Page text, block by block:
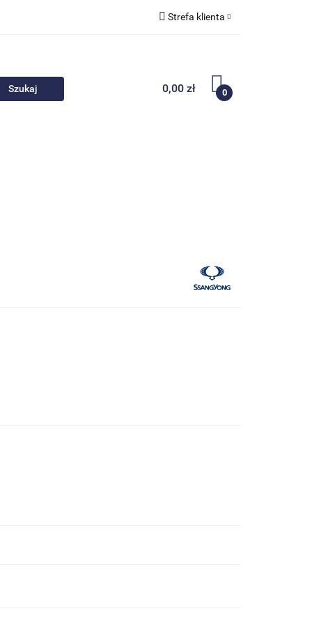
Strefa klienta
Zarejestruj się
Dodaj zgłoszenie
0,00 zł 0